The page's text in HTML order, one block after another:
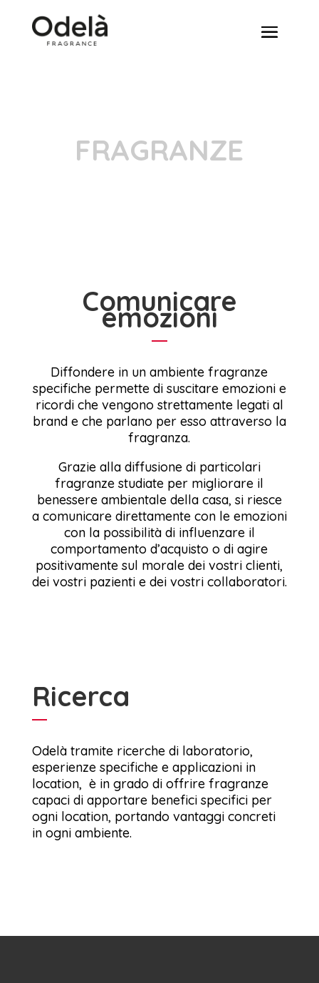
FRAGRANZE
Comunicare
emozioni
Diffondere in un ambiente fragranze
specifiche permette di suscitare emozioni e
ricordi che vengono strettamente legati al
brand e che parlano per esso attraverso la
fragranza.
Grazie alla diffusione di particolari
fragranze studiate per migliorare il
benessere ambientale della casa, si riesce
a comunicare direttamente con le emozioni
con la possibilità di influenzare il
comportamento d’acquisto o di agire
positivamente sul morale dei vostri clienti,
dei vostri pazienti e dei vostri collaboratori.
Ricerca
Odelà tramite ricerche di laboratorio,
esperienze specifiche e applicazioni in
location, è in grado di offrire fragranze
capaci di apportare benefici specifici per
ogni location, portando vantaggi concreti
in ogni ambiente.